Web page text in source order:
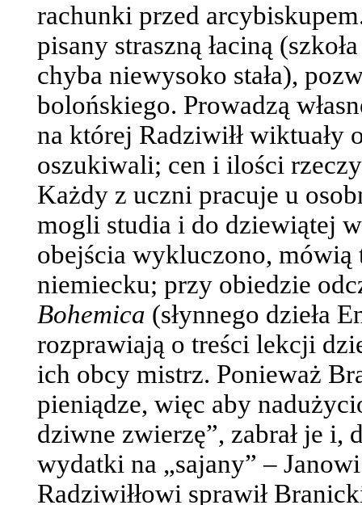
rachunki przed
pisany straszną łaciną
chyba niewysoko stała),
bolońskiego. Prowadzą
na której Radziwiłł wiktuały
oszukiwali; cen i ilości
Każdy z uczni pracuje u
mogli studia i do dziewiątej
obejścia wykluczono, mówią
niemiecku; przy obiedzie
Bohemica (słynnego dzieła
rozprawiają o treści lekcji
ich obcy mistrz. Ponieważ
pieniądze, więc aby
dziwne zwierzę”, zabrał je i,
wydatki na „sajany” –
Radziwiłłowi sprawił